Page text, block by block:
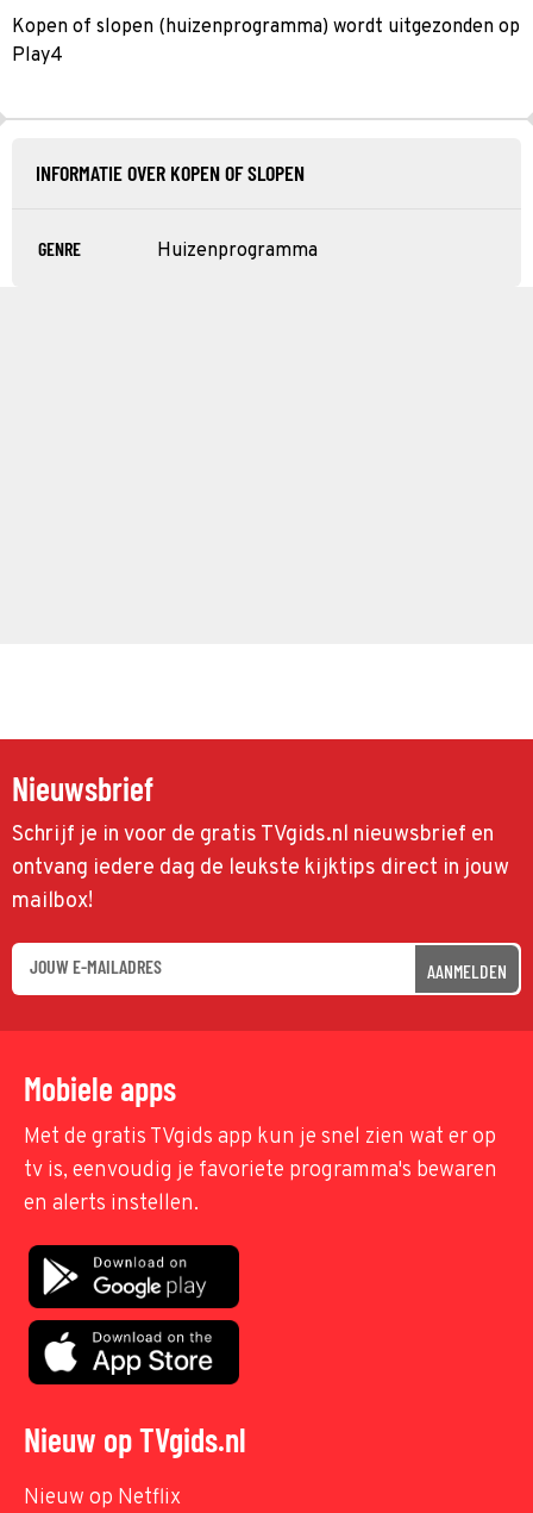
Kopen of slopen (huizenprogramma) wordt uitgezonden op
Play4
INFORMATIE OVER KOPEN OF SLOPEN
GENRE Huizenprogramma
Nieuwsbrief
Schrijf je in voor de gratis TVgids.nl nieuwsbrief en
ontvang iedere dag de leukste kijktips direct in jouw
mailbox!
AANMELDEN
Mobiele apps
Met de gratis TVgids app kun je snel zien wat er op
tv is, eenvoudig je favoriete programma's bewaren
en alerts instellen.
Nieuw op TVgids.nl
Nieuw op Netflix